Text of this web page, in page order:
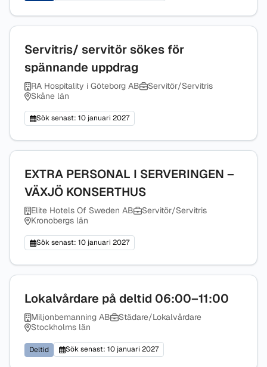
Servitris/ servitör sökes för
spännande uppdrag
RA Hospitality i Göteborg AB
Servitör/Servitris
Skåne län
Sök senast: 10 januari 2027
EXTRA PERSONAL I SERVERINGEN –
VÄXJÖ KONSERTHUS
Elite Hotels Of Sweden AB
Servitör/Servitris
Kronobergs län
Sök senast: 10 januari 2027
Lokalvårdare på deltid 06:00–11:00
Miljonbemanning AB
Städare/Lokalvårdare
Stockholms län
Deltid Sök senast: 10 januari 2027